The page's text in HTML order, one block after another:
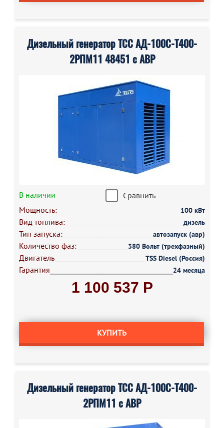
Дизельный генератор ТСС АД-100С-Т400-
2РПМ11 48451 с АВР
В наличии
Сравнить
Мощность:
100 кВт
Вид топлива: дизель
Тип запуска: автозапуск (авр)
Количество фаз: 380 Вольт (трехфазный)
Двигатель TSS Diesel (Россия)
Гарантия 24 месяца
1 100 537 Р
КУПИТЬ
Дизельный генератор ТСС АД-100С-Т400-
2РПМ11 с АВР